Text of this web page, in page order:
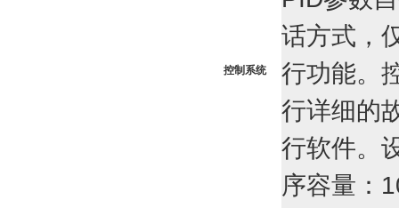
控制系统
话方式，
行功能。
行详细的
行软件。
序容量：